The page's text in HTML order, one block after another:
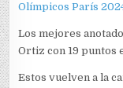
Olímpicos París
Los mejores
Ortiz con 19 puntos
Estos vuelven a la